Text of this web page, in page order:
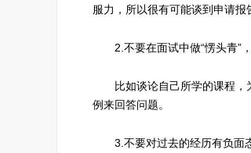
服力，所以很有可能谈到申请报
2.不要在面试中做“愣头青”
比如谈论自己所学的课程，为
例来回答问题。
3.不要对过去的经历有负面